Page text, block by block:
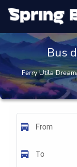
Bus
Ferry Utila
From
To